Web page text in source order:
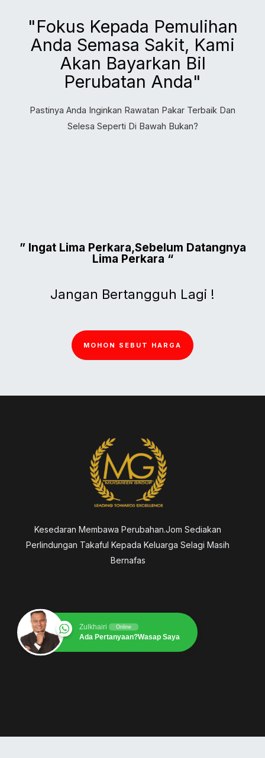
"Fokus Kepada Pemulihan
Anda Semasa Sakit, Kami
Akan Bayarkan Bil
Perubatan Anda"
Pastinya Anda Inginkan Rawatan Pakar Terbaik Dan
Selesa Seperti Di Bawah Bukan?
” Ingat Lima Perkara,Sebelum Datangnya
Lima Perkara “
Jangan Bertangguh Lagi !
MOHON SEBUT HARGA
Kesedaran Membawa Perubahan.Jom Sediakan
Perlindungan Takaful Kepada Keluarga Selagi Masih
Bernafas
Zulkhairi Online
Ada Pertanyaan?Wasap Saya